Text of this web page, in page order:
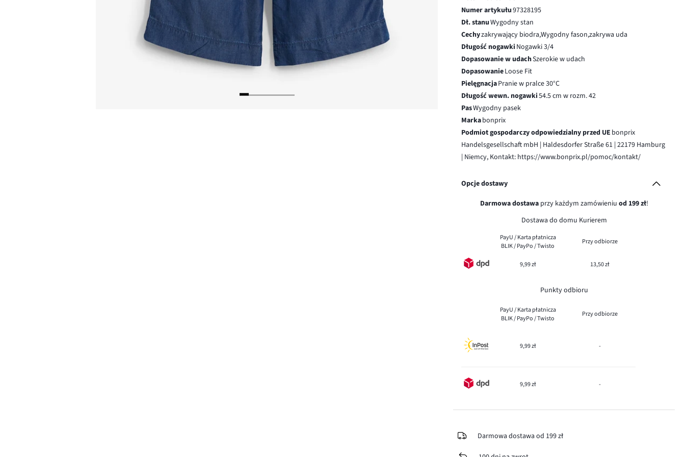
Numer artykułu97328195
Dł. stanuWygodny stan
Cechyzakrywający biodra,Wygodny fason,zakrywa uda
Długość nogawki Nogawki 3/4
Dopasowanie w udachSzerokie w udach
DopasowanieLoose Fit
PielęgnacjaPranie w pralce 30°C
Długość wewn. nogawki54.5 cm w rozm. 42
PasWygodny pasek
Markabonprix
Podmiot gospodarczy odpowiedzialny przed UE bonprix
Handelsgesellschaft mbH | Haldesdorfer Straße 61 | 22179 Hamburg
| Niemcy, Kontakt: https://www.bonprix.pl/pomoc/kontakt/
Opcje dostawy
Darmowa dostawaprzy każdym zamówieniu od 199 zł!
Dostawa do domu Kurierem
PayU / Karta płatnicza
BLIK / PayPo / Twisto
Przy odbiorze
9,99 zł 13,50 zł
Punkty odbioru
PayU / Karta płatnicza
BLIK / PayPo / Twisto
Przy odbiorze
9,99 zł -
9,99 zł -
Darmowa dostawa od 199 zł